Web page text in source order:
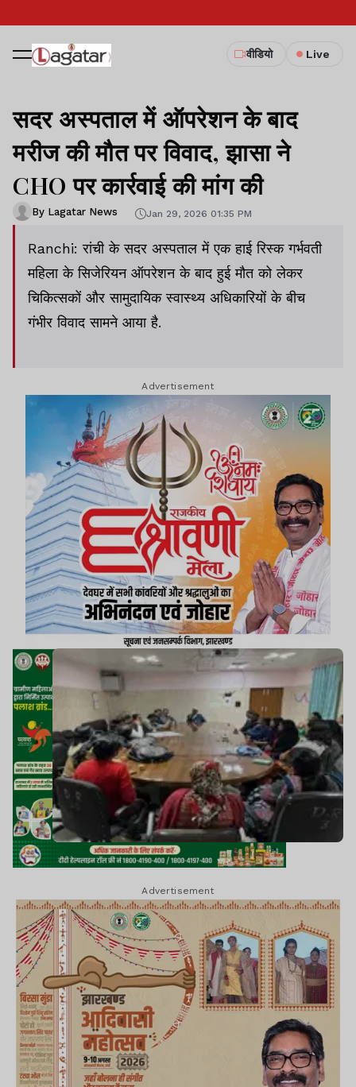
वीडियो Live
सदर अस्पताल में ऑपरेशन के बाद
मरीज की मौत पर विवाद, झासा ने
CHO पर कार्रवाई की मांग की
By Lagatar News Jan 29, 2026 01:35 PM
Ranchi: रांची के सदर अस्पताल में एक हाई रिस्क गर्भवती
महिला के सिजेरियन ऑपरेशन के बाद हुई मौत को लेकर
चिकित्सकों और सामुदायिक स्वास्थ्य अधिकारियों के बीच
गंभीर विवाद सामने आया है.
Advertisement
Advertisement